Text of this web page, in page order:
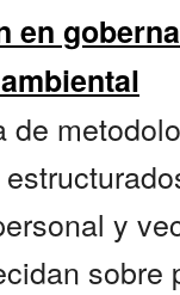
en
de
y
sobre